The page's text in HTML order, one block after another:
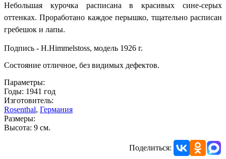
Небольшая курочка расписана в красивых сине-серых
оттенках. Проработано каждое перышко, тщательно расписан
гребешок и лапы.
Подпись - H.Himmelstoss, модель 1926 г.
Состояние отличное, без видимых дефектов.
Параметры:
Годы: 1941 год
Изготовитель:
Rosenthal, Германия
Размеры:
Высота: 9 см.
Поделиться: